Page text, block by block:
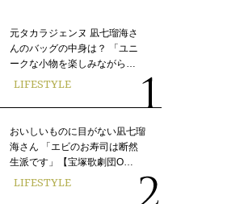
元タカラジェンヌ 凪七瑠海さ
んのバッグの中身は？ 「ユニ
ークな小物を楽しみながら…
LIFESTYLE
おいしいものに目がない凪七瑠
海さん 「エビのお寿司は断然
生派です」【宝塚歌劇団O…
LIFESTYLE